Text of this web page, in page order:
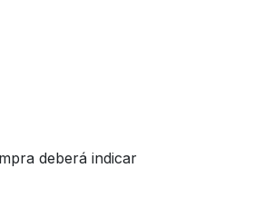
deberá indicar